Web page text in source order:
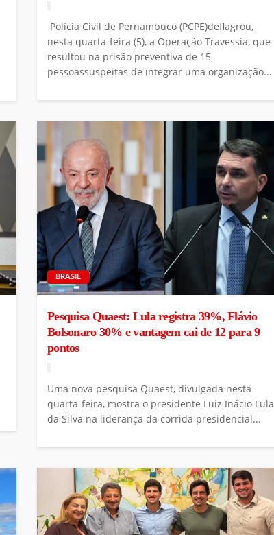
Polícia Civil de Pernambuco (PCPE)deflagrou,
nesta quarta-feira (5), a Operação Travessia, que
resultou na prisão preventiva de 15
pessoassuspeitas de integrar uma organização...
BRASIL
Pesquisa Quaest: Lula registra 39%, Flávio
Bolsonaro 30% e vantagem cai de 12 para 9
pontos
Uma nova pesquisa Quaest, divulgada nesta
quarta-feira, mostra o presidente Luiz Inácio Lula
da Silva na liderança da corrida presidencial...